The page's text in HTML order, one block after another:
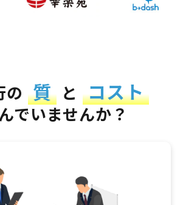
の 質 と コスト
でいませんか？